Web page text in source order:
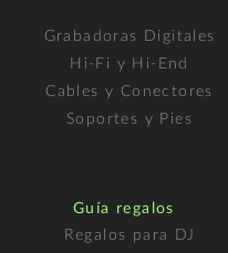
Grabadoras Digitales
Hi-Fi y Hi-End
Cables y Conectores
Soportes y Pies
Guía regalos
Regalos para DJ